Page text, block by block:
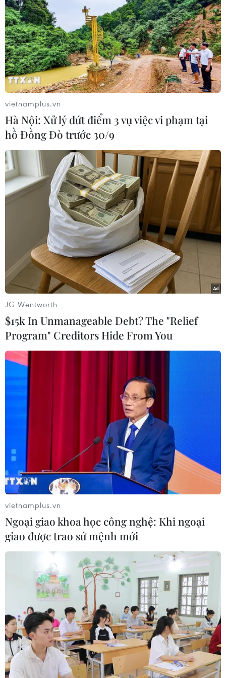
#cộng đồng người Việt #Ukrainr
#Kharkov
#Giỗ Tổ Hùng Vương
#Vua Hùng
#Dâng hương
#Việt Nam-Ukraine
Ukraine
Theo dõi VietnamPlus
TIN LIÊN QUAN
Ấn tượng Ngày Việt Nam tại thành phố
Lviv của Ukraine
Ngày hội diễn ra với nhiều các hoạt động phong phú
như hội chợ giới thiệu sản phẩm hàng hóa Việt Nam,
hội chợ ẩm thực Việt Nam, hội thảo hợp tác du lịch, triển
lãm ảnh giới thiệu Việt Nam.
Sôi động ngày hội thể thao của người Việt
Nam tại Ukraine
03/07/2018 07:24
vietnamplus.vn
Hà Nội: Xử lý dứt điểm 3 vụ việc vi phạm tại
hồ Đồng Đò trước 30/9
JG Wentworth
$15k In Unmanageable Debt? The "Relief
Program" Creditors Hide From You
vietnamplus.vn
Ngoại giao khoa học công nghệ: Khi ngoại
giao được trao sứ mệnh mới